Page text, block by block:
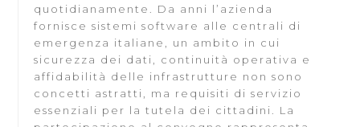
quotidianamente. Da anni l’azienda
fornisce sistemi software alle centrali di
emergenza italiane, un ambito in cui
sicurezza dei dati, continuità operativa e
affidabilità delle infrastrutture non sono
concetti astratti, ma requisiti di servizio
essenziali per la tutela dei cittadini. La